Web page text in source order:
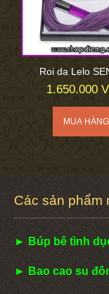
Roi da Lelo
1.650.000
Các sản phẩm
► Búp bê tình
► Bao cao su